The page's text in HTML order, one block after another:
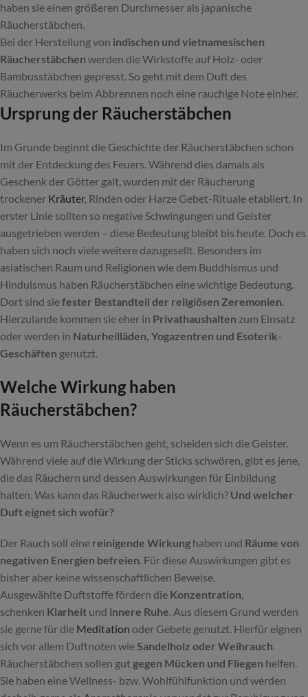
haben sie einen größeren Durchmesser als japanische
Räucherstäbchen.
Bei der Herstellung von indischen und vietnamesischen
Räucherstäbchen werden die Wirkstoffe auf Holz- oder
Bambusstäbchen gepresst. So geht mit dem Duft des
Räucherwerks beim Abbrennen noch eine rauchige Note einher.
Ursprung der Räucherstäbchen
Im Grunde beginnt die Geschichte der Räucherstäbchen schon
mit der Entdeckung des Feuers. Während dies damals als
Geschenk der Götter galt, wurden mit der Räucherung
trockener Kräuter, Rinden oder Harze Gebet-Rituale etabliert. In
erster Linie sollten so negative Schwingungen und Geister
ausgetrieben werden – diese Bedeutung bleibt bis heute. Doch es
haben sich noch viele weitere dazugesellt. Besonders im
asiatischen Raum und Religionen wie dem Buddhismus und
Hinduismus haben Räucherstäbchen eine wichtige Bedeutung.
Dort sind siefester Bestandteil der religiösen Zeremonien.
Hierzulande kommen sie eher in Privathaushalten zum Einsatz
oder werden in Naturheilläden, Yogazentren und Esoterik-
Geschäften genutzt.
Welche Wirkung haben
Räucherstäbchen?
Wenn es um Räucherstäbchen geht, scheiden sich die Geister.
Während viele auf die Wirkung der Sticks schwören, gibt es jene,
die das Räuchern und dessen Auswirkungen für Einbildung
halten. Was kann das Räucherwerk also wirklich? Und welcher
Duft eignet sich wofür?
Der Rauch soll eine reinigende Wirkung haben und Räume von
negativen Energien befreien. Für diese Auswirkungen gibt es
bisher aber keine wissenschaftlichen Beweise.
Ausgewählte Duftstoffe fördern die Konzentration,
schenken Klarheit und innere Ruhe. Aus diesem Grund werden
sie gerne für die Meditation oder Gebete genutzt. Hierfür eignen
sich vor allem Duftnoten wieSandelholz oder Weihrauch.
Räucherstäbchen sollen gut gegen Mücken und Fliegen helfen.
Sie haben eine Wellness- bzw. Wohlfühlfunktion und werden